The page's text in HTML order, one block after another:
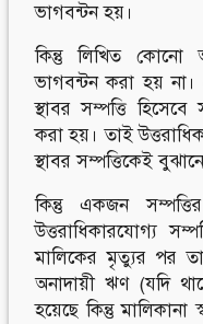
ভাগবন্টন হয়।
কিন্তু লিখিত কোনো
ভাগবন্টন করা হয় না।
স্থাবর সম্পত্তি
করা হয়। তাই
স্থাবর সম্পত্তিকেই
কিন্তু একজন
উত্তরাধিকারযোগ্য
মালিকের মৃত্যুর পর
অনাদায়ী ঋণ (যদি
হয়েছে কিন্তু মালিকানা